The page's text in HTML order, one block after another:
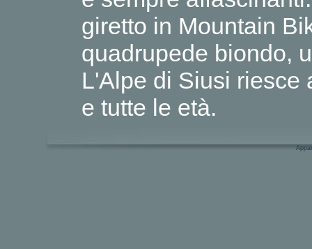
giretto in Mountain
quadrupede biondo,
L'Alpe di Siusi riesce
e tutte le età.